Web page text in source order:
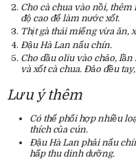
Cho cà chua vào nồi,
độ cao để làm nước xốt.
Thịt gà thái miếng vừa ăn,
Đậu Hà Lan nấu chín.
Cho dầu oliu vào chảo,
và xốt cà chua. Đảo đều
Lưu ý thêm
Có thể phối hợp nhiều
thích của cún.
Đậu Hà Lan phải nấu
hấp thu dinh dưỡng.